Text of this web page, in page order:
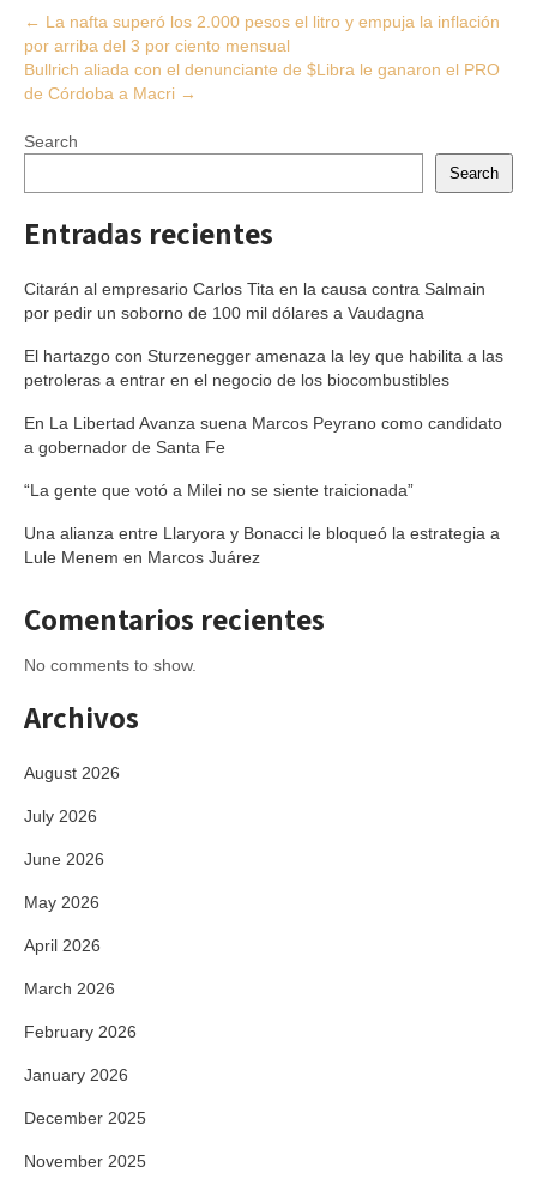
Post
navigation
← La nafta superó los 2.000 pesos el litro y empuja la inflación
por arriba del 3 por ciento mensual
Bullrich aliada con el denunciante de $Libra le ganaron el PRO
de Córdoba a Macri →
Search
Search
Entradas recientes
Citarán al empresario Carlos Tita en la causa contra Salmain
por pedir un soborno de 100 mil dólares a Vaudagna
El hartazgo con Sturzenegger amenaza la ley que habilita a las
petroleras a entrar en el negocio de los biocombustibles
En La Libertad Avanza suena Marcos Peyrano como candidato
a gobernador de Santa Fe
“La gente que votó a Milei no se siente traicionada”
Una alianza entre Llaryora y Bonacci le bloqueó la estrategia a
Lule Menem en Marcos Juárez
Comentarios recientes
No comments to show.
Archivos
August 2026
July 2026
June 2026
May 2026
April 2026
March 2026
February 2026
January 2026
December 2025
November 2025